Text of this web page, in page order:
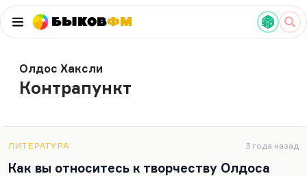
БыковФМ
Олдос Хаксли
Контрапункт
ЛИТЕРАТУРА 3 года назад
Как вы относитесь к творчеству Олдоса